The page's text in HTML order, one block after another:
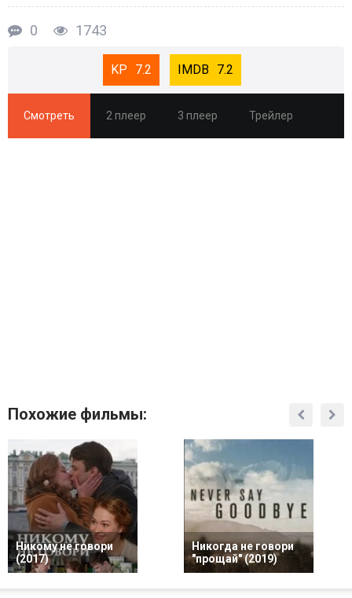
0 1743
7.2 7.2
Смотреть 2 плеер 3 плеер Трейлер
Похожие фильмы:
Никому не говори
(2017)
Никогда не говори
"прощай" (2019)